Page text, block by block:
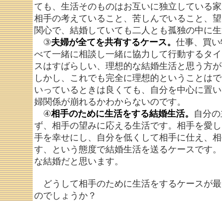
ても、生活そのものはお互いに独立している
相手の考えていること、苦しんでいること、
関心で、結婚していても二人とも孤独の中に
③夫婦が全てを共有するケース。 仕事、買
べて一緒に相談し一緒に協力して行動するタ
スはすばらしい、理想的な結婚生活と思う方
しかし、これでも完全に理想的ということは
いっているときは良くても、自分を中心に置
婦関係が崩れるかわからないのです。
④相手のために生活をする結婚生活。
自分
ず、相手の望みに応える生活です。相手を愛
手を幸せにし、自分を低くして相手に仕え、
す、という態度で結婚生活を送るケースです
な結婚だと思います。
どうして相手のために生活をするケースが
のでしょうか？